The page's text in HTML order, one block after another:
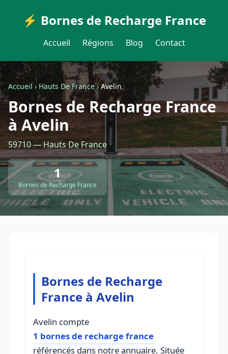
⚡ Bornes de Recharge France
Accueil Régions Blog Contact
Accueil›Hauts De France›Avelin
Bornes de Recharge France
à Avelin
59710 — Hauts De France
1
Bornes de Recharge France
Bornes de Recharge
France à Avelin
Avelin compte
1 bornes de recharge france
référencés dans notre annuaire. Située